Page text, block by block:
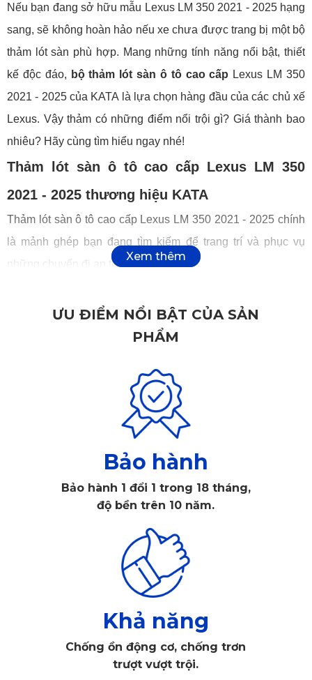
Nếu bạn đang sở hữu mẫu Lexus LM 350 2021 - 2025 hạng
sang, sẽ không hoàn hảo nếu xe chưa được trang bị một bộ
thảm lót sàn phù hợp. Mang những tính năng nổi bật, thiết
kế độc đáo, bộ thảm lót sàn ô tô cao cấp Lexus LM 350
2021 - 2025 của KATA là lựa chọn hàng đầu của các chủ xế
Lexus. Vậy thảm có những điểm nổi trội gì? Giá thành bao
nhiêu? Hãy cùng tìm hiểu ngay nhé!
Thảm lót sàn ô tô cao cấp Lexus LM 350
2021 - 2025 thương hiệu KATA
Thảm lót sàn ô tô cao cấp Lexus LM 350 2021 - 2025 chính
là mảnh ghép bạn đang tìm kiếm để trang trí và phục vụ
những chuyến đi an toàn, dễ chịu.
Thảm lót sàn xe hơi Lexus LM 350 2021 - 2025 được thiết
kế đơn giản nhưng rất tinh tế. Họa tiết thanh lịch với những
các khoảng không tạo độ thoáng cho mặt sàn.
Thảm lót sàn ô tô Lexus LM 350 2021 - 2025 hàng ghế đầu
Cách thiết kế này vừa chống trơn trượt, vừa mang cảm giác
ƯU ĐIỂM NỔI BẬT CỦA SẢN
PHẨM
Bảo hành
Bảo hành 1 đổi 1 trong 18 tháng,
độ bền trên 10 năm.
Khả năng
Chống ồn động cơ, chống trơn
trượt vượt trội.